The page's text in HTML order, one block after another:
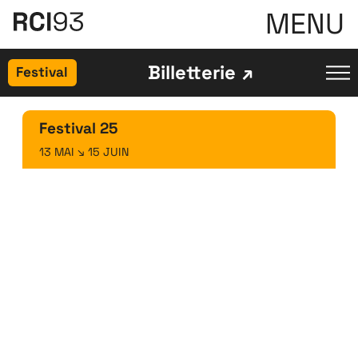
MENU
Festival Billetterie
Festival 25
13 MAI ↘ 15 JUIN